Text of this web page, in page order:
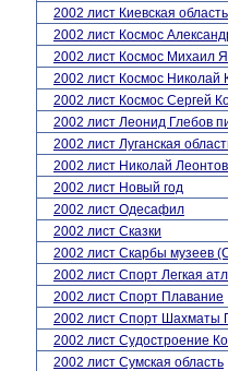
2002 лист Киевская область
2002 лист Космос
2002 лист Космос Михаил
2002 лист Космос Николай
2002 лист Космос Сергей
2002 лист Леонид Глебов
2002 лист Луганская
2002 лист Николай
2002 лист Новый год
2002 лист Одесафил
2002 лист Сказки
2002 лист Скарбы музеев
2002 лист Спорт Легкая
2002 лист Спорт Плавание
2002 лист Спорт Шахматы
2002 лист Судостроение
2002 лист Сумская область